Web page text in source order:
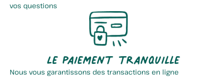
vos questions
Le paiement tranquille
Nous vous garantissons des transactions en ligne